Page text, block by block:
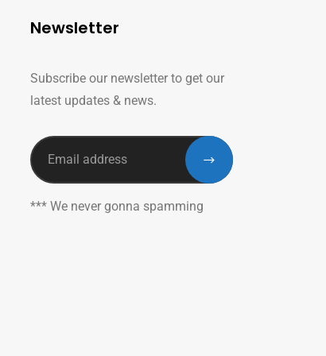
Newsletter
Subscribe our newsletter to get our
latest updates & news.
*** We never gonna spamming